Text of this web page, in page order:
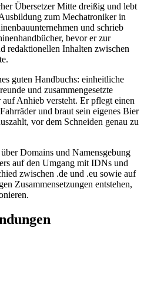
Übersetzer Mitte dreißig und lebt
zum Mechatroniker in
und schrieb
bevor er zur
redaktionellen Inhalten zwischen
guten Handbuchs: einheitliche
und zusammengesetzte
Anhieb versteht. Er pflegt einen
und braut sein eigenes Bier
vor dem Schneiden genau zu
Domains und Namensgebung
auf den Umgang mit IDNs und
zwischen .de und .eu sowie auf
Zusammensetzungen entstehen,